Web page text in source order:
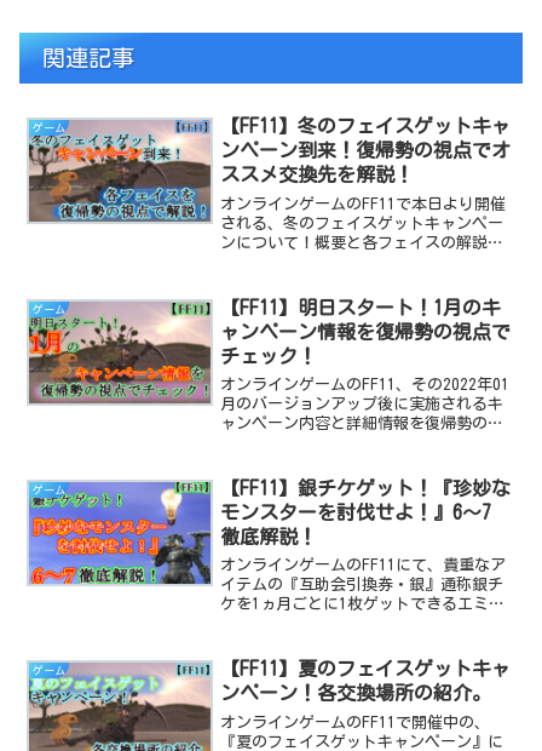
関連記事
ゲーム
【FF11】冬のフェイスゲットキャ
ンペーン到来！復帰勢の視点でオ
ススメ交換先を解説！
オンラインゲームのFF11で本日より開催
される、冬のフェイスゲットキャンペー
ンについて！概要と各フェイスの解説
ゲーム
【FF11】明日スタート！1月のキ
ャンペーン情報を復帰勢の視点で
チェック！
オンラインゲームのFF11、その2022年01
月のバージョンアップ後に実施されるキ
ャンペーン内容と詳細情報を復帰勢の視
ゲーム
【FF11】銀チケゲット！『珍妙な
モンスターを討伐せよ！』6～7
徹底解説！
オンラインゲームのFF11にて、貴重なア
イテムの『互助会引換券・銀』通称銀チ
ケを1ヵ月ごとに1枚ゲットできるエミネ
今回は『珍妙なモンスターを討伐せよ！
(M)』の6～7の解説、攻略記事になりま
す。
ゲーム
【FF11】夏のフェイスゲットキャ
ンペーン！各交換場所の紹介。
オンラインゲームのFF11で開催中の、
『夏のフェイスゲットキャンペーン』に